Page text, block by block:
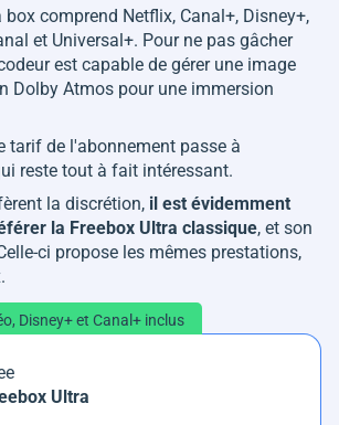
box comprend Netflix, Canal+, Disney+,
et Universal+. Pour ne pas gâcher
est capable de gérer une image
Dolby Atmos pour une immersion
tarif de l'abonnement passe à
reste tout à fait intéressant.
la discrétion, il est évidemment
la Freebox Ultra classique, et son
ci propose les mêmes prestations,
Disney+ et Canal+ inclus
Ultra